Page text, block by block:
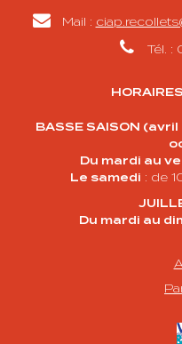
 Mail :
 Tél.
BASSE SAISON
Du mardi au
Le samedi : de
Du mardi au